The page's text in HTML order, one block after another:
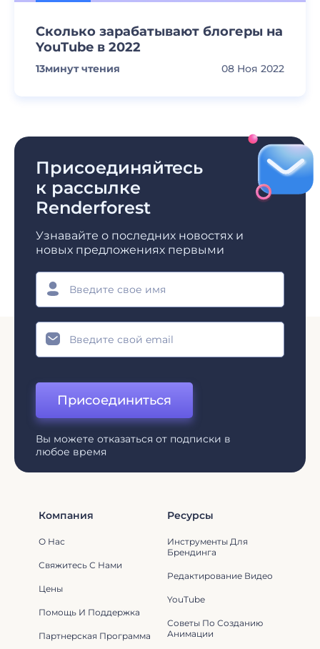
Сколько зарабатывают блогеры на
YouTube в 2022
13минут чтения 08 Ноя 2022
Присоединяйтесь
к рассылке
Renderforest
Узнавайте о последних новостях и
новых предложениях первыми
Присоединиться
Вы можете отказаться от подписки в
любое время
Компания
О Нас
Свяжитесь С Нами
Цены
Помощь И Поддержка
Партнерская Программа
Ресурсы
Инструменты Для
Брендинга
Редактирование Видео
YouTube
Советы По Созданию
Анимации